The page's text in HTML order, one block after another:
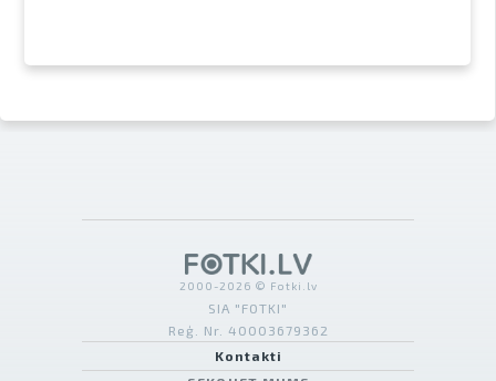
2000-2026 © Fotki.lv
SIA "FOTKI"
Reģ. Nr. 40003679362
Kontakti